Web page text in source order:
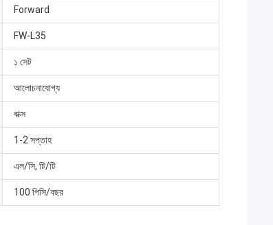
Forward
FW-L35
১ সেট
আলোচনাযোগ্য
বাক্স
1-2 সপ্তাহ
এল/সি, টি/টি
100 পিসি/বছর